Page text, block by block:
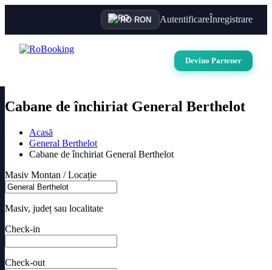
RO·RON AutentificareÎnregistrare
Devino Partener
Cabane de închiriat General Berthelot
Acasă
General Berthelot
Cabane de închiriat General Berthelot
Masiv Montan / Locație
Masiv, județ sau localitate
Check-in
Check-out